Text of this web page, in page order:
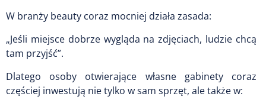
W branży beauty coraz mocniej działa zasada:
„Jeśli miejsce dobrze wygląda na zdjęciach, ludzie chcą
tam przyjść”.
Dlatego osoby otwierające własne gabinety coraz
częściej inwestują nie tylko w sam sprzęt, ale także w: